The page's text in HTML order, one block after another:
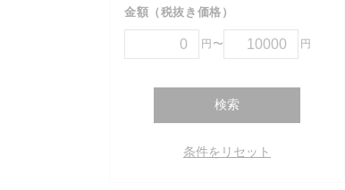
金額（税抜き価格）
円〜 円
検索
条件をリセット